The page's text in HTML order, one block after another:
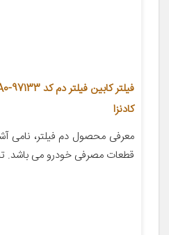
کادنزا
معرفی محصول دم فیلتر، نامی
قطعات مصرفی خودرو می باشد.